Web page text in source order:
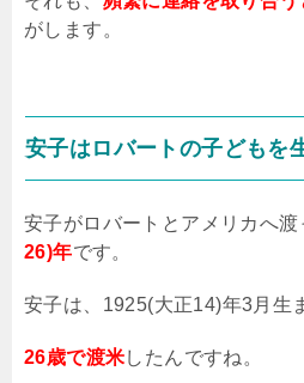
がします。
安子はロバートの子どもを
安子がロバートとアメリカへ渡
26)年です。
安子は、 1925(大正14)年3月生
26歳で渡米したんですね。